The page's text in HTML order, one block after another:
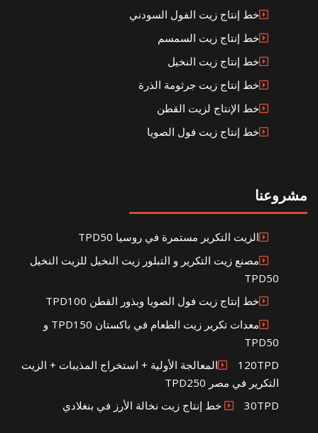
خط إنتاج زيت الفول السودني
خط إنتاج زيت السمسم
خط إنتاج زيت النخيل
خط إنتاج زيت جرثومة الذرة
خط الإنتاج لزيت القطن
خط إنتاج زيت فول الصويا
مشروعنا
الزيت التكرير مستمرة في روسيا TPD50
مصنع زيت التكرير و التبلور زيت النخيل للزيت النخيل
TPD50
خط إنتاج زيت فول الصويا وبذور القطن TPD100
معدات تكرير زيت الطعام في باكستان TPD150 و
TPD50
120TPDالمعالجة الأولية + استخراج المذيبات + الزيت
التكرير في مصر TPD250
30TPD خط إنتاج زيت نخالة الأرز في بنغلادي